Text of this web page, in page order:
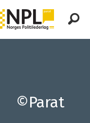
romsdal-
©Parat